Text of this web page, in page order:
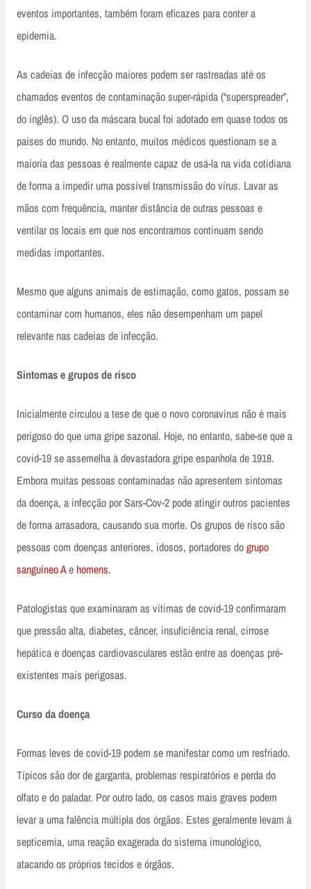
eventos importantes, também foram eficazes para conter a
epidemia.
As cadeias de infecção maiores podem ser rastreadas até os
chamados eventos de contaminação super-rápida (“superspreader”,
do inglês). O uso da máscara bucal foi adotado em quase todos os
países do mundo. No entanto, muitos médicos questionam se a
maioria das pessoas é realmente capaz de usá-la na vida cotidiana
de forma a impedir uma possível transmissão do vírus. Lavar as
mãos com frequência, manter distância de outras pessoas e
ventilar os locais em que nos encontramos continuam sendo
medidas importantes.
Mesmo que alguns animais de estimação, como gatos, possam se
contaminar com humanos, eles não desempenham um papel
relevante nas cadeias de infecção.
Sintomas e grupos de risco
Inicialmente circulou a tese de que o novo coronavírus não é mais
perigoso do que uma gripe sazonal. Hoje, no entanto, sabe-se que a
covid-19 se assemelha à devastadora gripe espanhola de 1918.
Embora muitas pessoas contaminadas não apresentem sintomas
da doença, a infecção por Sars-Cov-2 pode atingir outros pacientes
de forma arrasadora, causando sua morte. Os grupos de risco são
pessoas com doenças anteriores, idosos, portadores dogrupo
sanguíneo Ae homens.
Patologistas que examinaram as vítimas de covid-19 confirmaram
que pressão alta, diabetes, câncer, insuficiência renal, cirrose
hepática e doenças cardiovasculares estão entre as doenças pré-
existentes mais perigosas.
Curso da doença
Formas leves de covid-19 podem se manifestar como um resfriado.
Típicos são dor de garganta, problemas respiratórios e perda do
olfato e do paladar. Por outro lado, os casos mais graves podem
levar a uma falência múltipla dos órgãos. Estes geralmente levam à
septicemia, uma reação exagerada do sistema imunológico,
atacando os próprios tecidos e órgãos.